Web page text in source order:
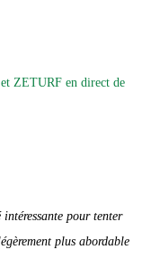
ZETURF en direct de
pour tenter
plus abordable